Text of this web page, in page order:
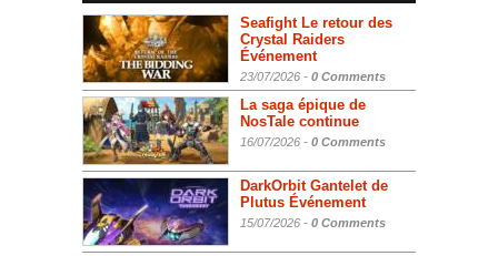
Seafight Le retour des
Crystal Raiders
Événement
23/07/2026 - 0 Comments
La saga épique de
NosTale continue
16/07/2026 - 0 Comments
DarkOrbit Gantelet de
Plutus Événement
15/07/2026 - 0 Comments